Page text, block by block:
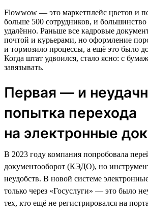
Flowwow — это маркетплейс цветов и
больше 500 сотрудников, и
удалённо. Раньше все кадровые
почтой и курьерами, но оформление
и тормозило процессы, а ещё это было
Когда штат удвоился, стало ясно: с
завязывать.
Первая — и
попытка перехода
на электронные
В 2023 году компания попробовала
документооборот (КЭДО), но
неудобств. В новой системе
только через «Госуслуги» — это было
тех, кто ещё не регистрировался на